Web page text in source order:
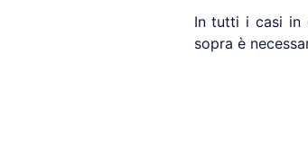
In tutti i casi in
sopra è